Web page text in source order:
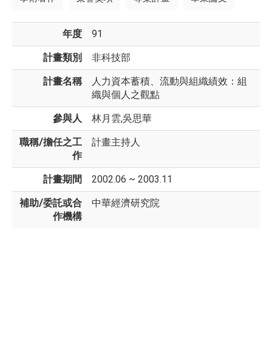
年度 91
計畫類別 非科技部
計畫名稱
人力資本蓄積、流動與組織績效：組
織與個人之觀點
參與人 林月雲,吳思華
職稱/擔任之工
作
計畫主持人
計畫期間 2002.06 ~ 2003.11
補助/委託或合
作機構
中華經濟研究院